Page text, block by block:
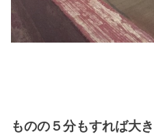
ものの５分もすれば大